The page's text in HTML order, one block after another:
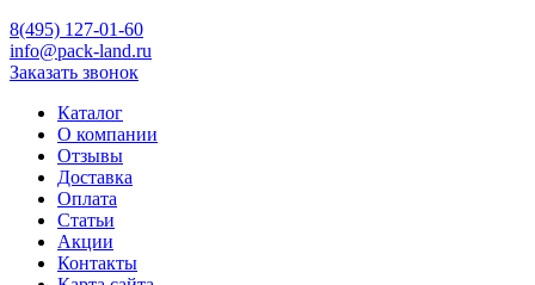
8(495) 127-01-60
info@pack-land.ru
Заказать звонок
Каталог
О компании
Отзывы
Доставка
Оплата
Статьи
Акции
Контакты